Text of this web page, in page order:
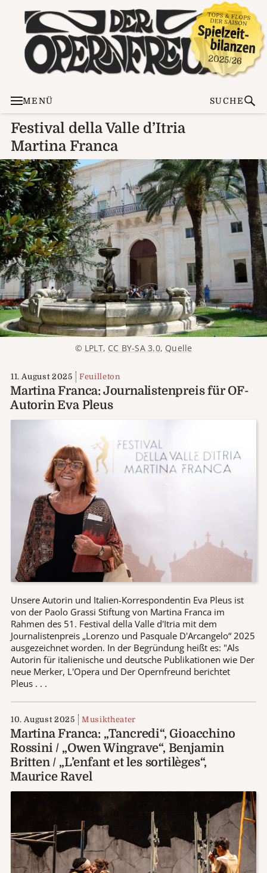
MENÜ SUCHE
Festival della Valle d’Itria
Martina Franca
© LPLT, CC BY-SA 3.0, Quelle
11. August 2025 Feuilleton
Martina Franca: Journalistenpreis für OF-
Autorin Eva Pleus
Unsere Autorin und Italien-Korrespondentin Eva Pleus ist
von der Paolo Grassi Stiftung von Martina Franca im
Rahmen des 51. Festival della Valle d'Itria mit dem
Journalistenpreis „Lorenzo und Pasquale D'Arcangelo“ 2025
ausgezeichnet worden. In der Begründung heißt es: "Als
Autorin für italienische und deutsche Publikationen wie Der
neue Merker, L'Opera und Der Opernfreund berichtet
Pleus . . .
10. August 2025 Musiktheater
Martina Franca: „Tancredi“, Gioacchino
Rossini / „Owen Wingrave“, Benjamin
Britten / „L’enfant et les sortilèges“,
Maurice Ravel